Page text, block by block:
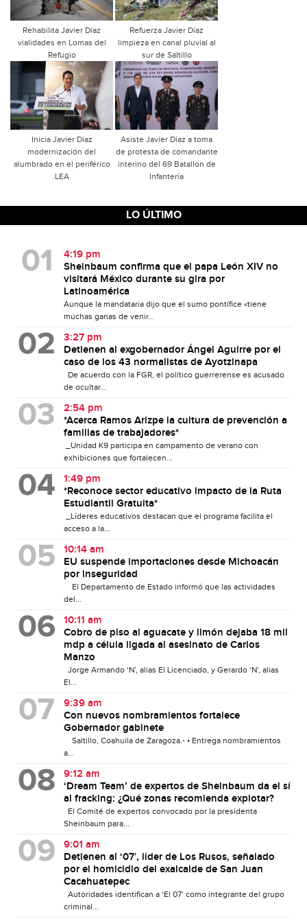
Rehabilita Javier Díaz
vialidades en Lomas del
Refugio
Refuerza Javier Díaz
limpieza en canal pluvial al
sur de Saltillo
Inicia Javier Díaz
modernización del
alumbrado en el periférico
LEA
Asiste Javier Díaz a toma
de protesta de comandante
interino del 69 Batallón de
Infantería
LO ÚLTIMO
4:19 pm
Sheinbaum confirma que el papa León XIV no
visitará México durante su gira por
Latinoamérica
Aunque la mandataria dijo que el sumo pontífice «tiene
muchas ganas de venir...
3:27 pm
Detienen al exgobernador Ángel Aguirre por el
caso de los 43 normalistas de Ayotzinapa
De acuerdo con la FGR, el político guerrerense es acusado
de ocultar...
2:54 pm
*Acerca Ramos Arizpe la cultura de prevención a
familias de trabajadores*
_Unidad K9 participa en campamento de verano con
exhibiciones que fortalecen...
1:49 pm
*Reconoce sector educativo impacto de la Ruta
Estudiantil Gratuita*
_Líderes educativos destacan que el programa facilita el
acceso a la...
10:14 am
EU suspende importaciones desde Michoacán
por inseguridad
El Departamento de Estado informó que las actividades
del...
10:11 am
Cobro de piso al aguacate y limón dejaba 18 mil
mdp a célula ligada al asesinato de Carlos
Manzo
Jorge Armando ‘N’, alias El Licenciado, y Gerardo ‘N’, alias
El...
9:39 am
Con nuevos nombramientos fortalece
Gobernador gabinete
Saltillo, Coahuila de Zaragoza.- • Entrega nombramientos
a...
9:12 am
‘Dream Team’ de expertos de Sheinbaum da el sí
al fracking: ¿Qué zonas recomienda explotar?
El Comité de expertos convocado por la presidenta
Sheinbaum para...
9:01 am
Detienen al ‘07′, líder de Los Rusos, señalado
por el homicidio del exalcalde de San Juan
Cacahuatepec
Autoridades identifican a ‘El 07’ como integrante del grupo
criminal...